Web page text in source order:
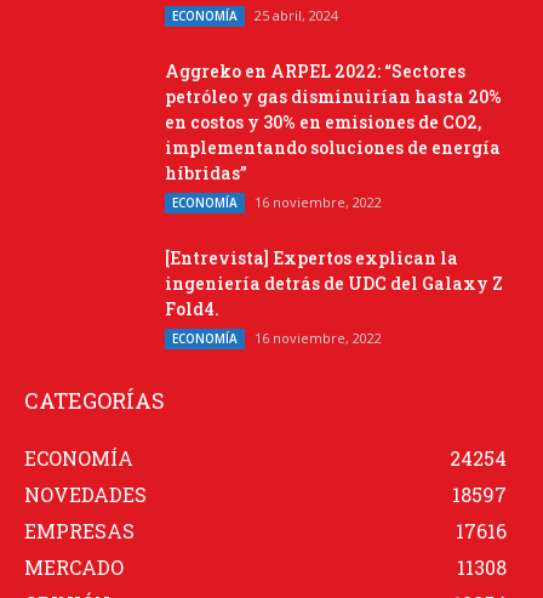
ECONOMÍA 25 abril, 2024
Aggreko en ARPEL 2022: “Sectores
petróleo y gas disminuirían hasta 20%
en costos y 30% en emisiones de CO2,
implementando soluciones de energía
híbridas”
ECONOMÍA 16 noviembre, 2022
[Entrevista] Expertos explican la
ingeniería detrás de UDC del Galaxy Z
Fold4.
ECONOMÍA 16 noviembre, 2022
CATEGORÍAS
ECONOMÍA
24254
NOVEDADES
18597
EMPRESAS
17616
MERCADO
11308